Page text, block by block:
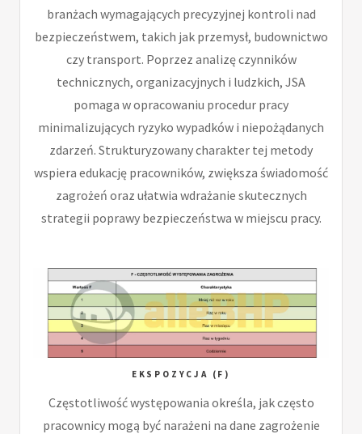
branżach wymagających precyzyjnej kontroli nad
bezpieczeństwem, takich jak przemysł, budownictwo
czy transport. Poprzez analizę czynników
technicznych, organizacyjnych i ludzkich, JSA
pomaga w opracowaniu procedur pracy
minimalizujących ryzyko wypadków i niepożądanych
zdarzeń. Strukturyzowany charakter tej metody
wspiera edukację pracowników, zwiększa świadomość
zagrożeń oraz ułatwia wdrażanie skutecznych
strategii poprawy bezpieczeństwa w miejscu pracy.
EKSPOZYCJA (F)
Częstotliwość występowania określa, jak często
pracownicy mogą być narażeni na dane zagrożenie